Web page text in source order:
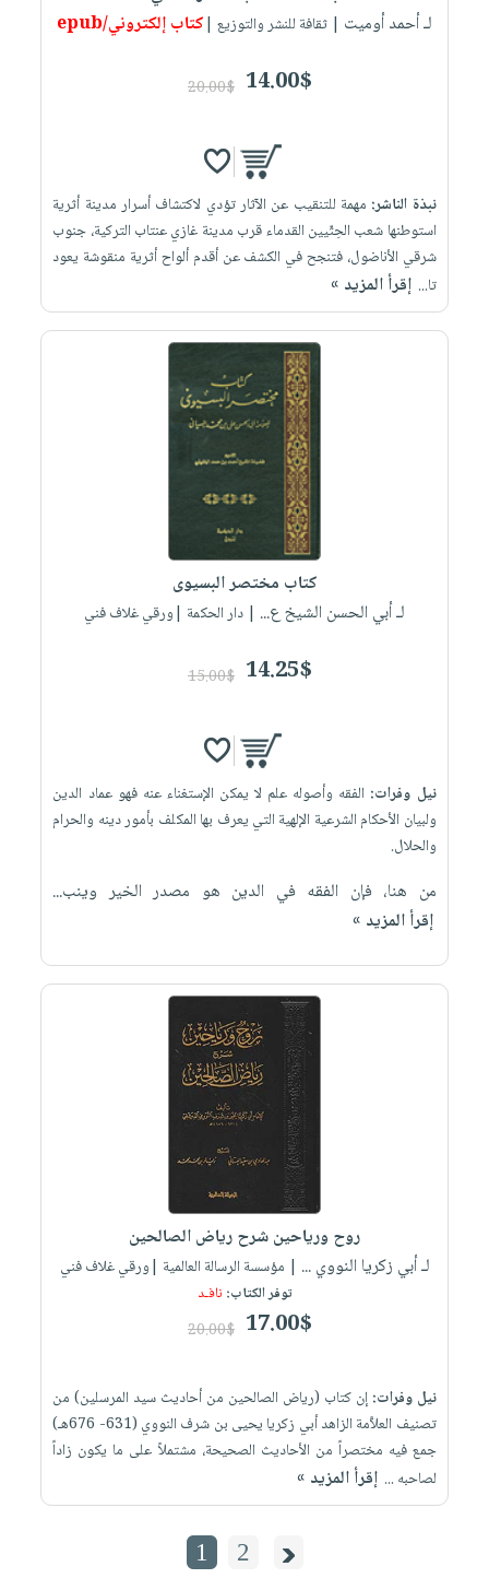
لـ أحمد أوميت | ثقافة للنشر والتوزيع |كتاب إلكتروني/epub
14.00$
20.00$
نبذة الناشر: مهمة للتنقيب عن الآثار تؤدي لاكتشاف أسرار مدينة أثرية
استوطنها شعب الحِثّيين القدماء قرب مدينة غازي عنتاب التركية، جنوب
شرقي الأناضول، فتنجح في الكشف عن أقدم ألواح أثرية منقوشة يعود
تا... إقرأ المزيد »
كتاب مختصر البسيوى
لـ أبي الحسن الشيخ ع... | دار الحكمة |ورقي غلاف فني
14.25$
15.00$
نيل وفرات: الفقه وأصوله علم لا يمكن الإستغناء عنه فهو عماد الدين
ولبيان الأحكام الشرعية الإلهية التي يعرف بها المكلف بأمور دينه والحرام
والحلال.
من هنا، فإن الفقه في الدين هو مصدر الخير وينب...
إقرأ المزيد »
روح ورياحين شرح رياض الصالحين
لـ أبي زكريا النووي ... | مؤسسة الرسالة العالمية |ورقي غلاف فني
توفر الكتاب: نافـد
17.00$
20.00$
نيل وفرات:إن كتاب (رياض الصالحين من أحاديث سيد المرسلين) من
تصنيف العلاَّمة الزاهد أبي زكريا يحيى بن شرف النووي (631- 676هـ)
جمع فيه مختصراً من الأحاديث الصحيحة، مشتملاً على ما يكون زاداً
لصاحبه ... إقرأ المزيد »
1 2